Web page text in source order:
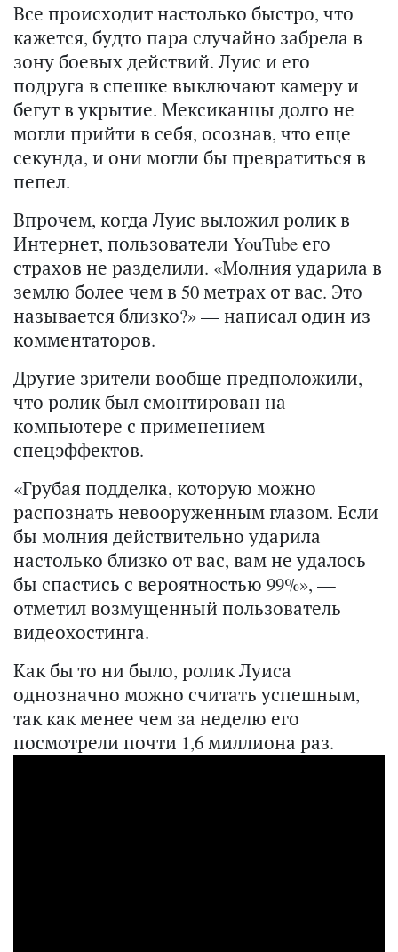
Все происходит настолько быстро, что
кажется, будто пара случайно забрела в
зону боевых действий. Луис и его
подруга в спешке выключают камеру и
бегут в укрытие. Мексиканцы долго не
могли прийти в себя, осознав, что еще
секунда, и они могли бы превратиться в
пепел.
Впрочем, когда Луис выложил ролик в
Интернет, пользователи YouTube его
страхов не разделили. «Молния ударила в
землю более чем в 50 метрах от вас. Это
называется близко?» — написал один из
комментаторов.
Другие зрители вообще предположили,
что ролик был смонтирован на
компьютере с применением
спецэффектов.
«Грубая подделка, которую можно
распознать невооруженным глазом. Если
бы молния действительно ударила
настолько близко от вас, вам не удалось
бы спастись с вероятностью 99%», —
отметил возмущенный пользователь
видеохостинга.
Как бы то ни было, ролик Луиса
однозначно можно считать успешным,
так как менее чем за неделю его
посмотрели почти 1,6 миллиона раз.